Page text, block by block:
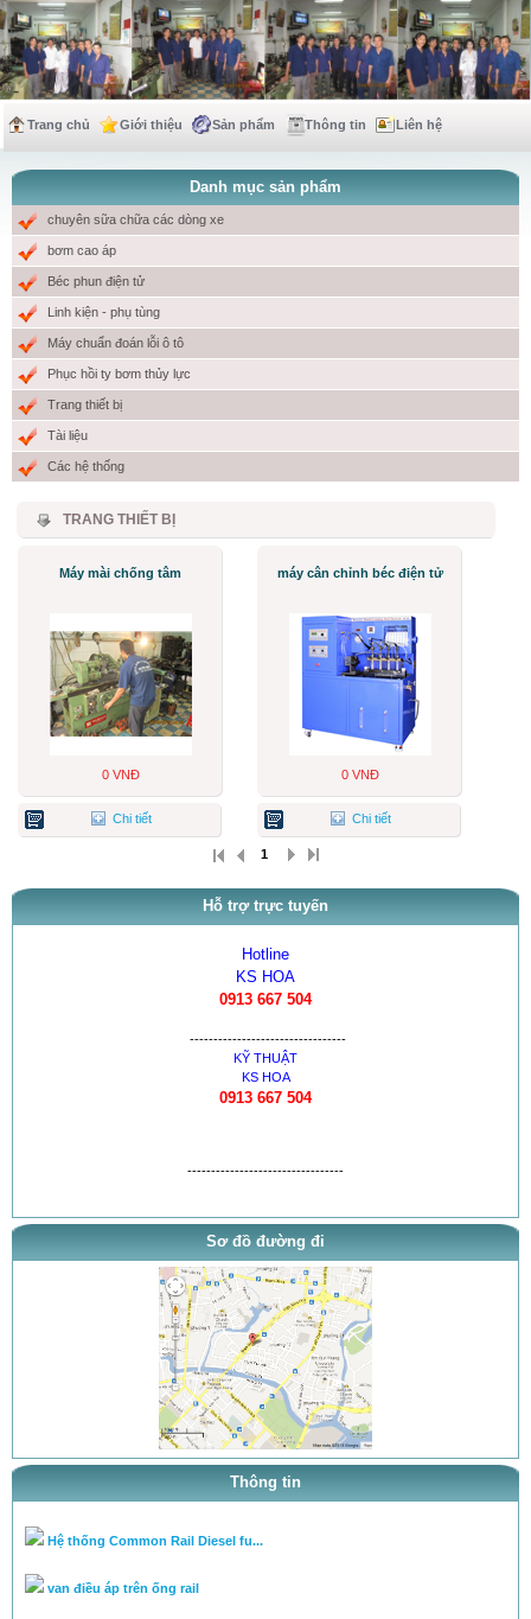
Trang chủ Giới thiệu Sản phẩm Thông tin Liên hệ
Danh mục sản phẩm
chuyên sữa chữa các dòng xe
bơm cao áp
Béc phun điện tử
Linh kiện - phụ tùng
Máy chuẩn đoán lỗi ô tô
Phục hồi ty bơm thủy lực
Trang thiết bị
Tài liệu
Các hệ thống
TRANG THIẾT BỊ
Máy mài chống tâm
0 VNĐ
Chi tiết
máy cân chỉnh béc điện tử
0 VNĐ
Chi tiết
1
Hỗ trợ trực tuyến
Hotline
KS HOA
0913 667 504
---------------------------------
KỸ THUẬT
KS HOA
0913 667 504
---------------------------------
Sơ đồ đường đi
Thông tin
tra ty, béc của bơm theo tai l...
cân lưu lượng bơm theo tài liệ...
Chuyên cân chỉnh bơm béc theo...
Hệ PowerTec (động cơ D6CA)
Bơm cao áp PE (bơm dãy)